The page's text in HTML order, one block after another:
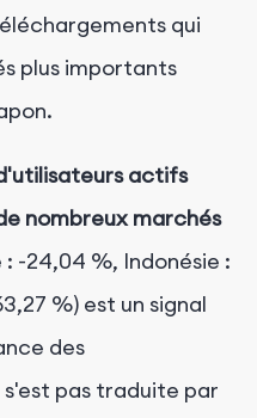
qui
plus importants
actifs
nombreux marchés
: -24,04 %, Indonésie :
%) est un signal
des
pas traduite par